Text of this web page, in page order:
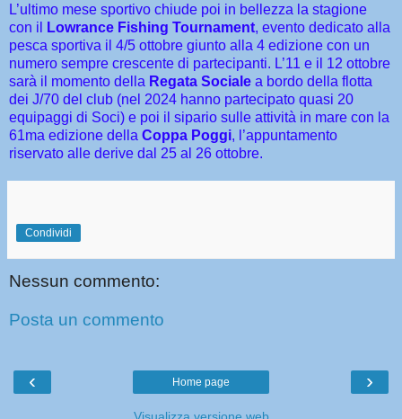
L’ultimo mese sportivo chiude poi in bellezza la stagione
con il
Lowrance Fishing Tournament, evento dedicato alla
pesca sportiva il 4/5 ottobre giunto alla 4 edizione con un
numero sempre crescente di partecipanti. L’11 e il 12 ottobre
sarà il momento della Regata Sociale a bordo della flotta
dei J/70 del club (nel 2024 hanno partecipato quasi 20
equipaggi di Soci) e poi il sipario sulle attività in mare con la
61ma edizione della Coppa Poggi, l’appuntamento
riservato alle derive dal 25 al 26 ottobre.
Condividi
Nessun commento:
Posta un commento
‹ ›
Home page
Visualizza versione web